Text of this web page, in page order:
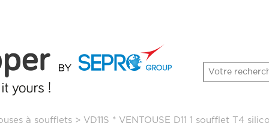
à soufflets > VD11S * VENTOUSE D11 1 soufflet T4